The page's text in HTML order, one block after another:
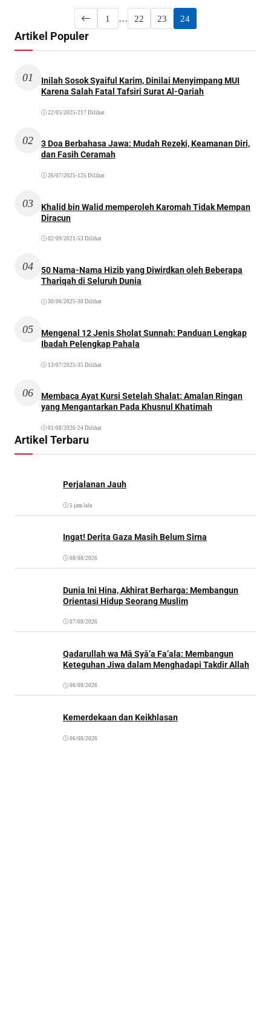
1 … 22 23 24
Artikel Populer
01
Inilah Sosok Syaiful Karim, Dinilai Menyimpang MUI
Karena Salah Fatal Tafsiri Surat Al-Qariah
22/05/2025 •217 Dilihat
02
3 Doa Berbahasa Jawa: Mudah Rezeki, Keamanan Diri,
dan Fasih Ceramah
26/07/2025 •125 Dilihat
03
Khalid bin Walid memperoleh Karomah Tidak Mempan
Diracun
02/09/2021 •53 Dilihat
04
50 Nama-Nama Hizib yang Diwirdkan oleh Beberapa
Thariqah di Seluruh Dunia
30/06/2025 •38 Dilihat
05
Mengenal 12 Jenis Sholat Sunnah: Panduan Lengkap
Ibadah Pelengkap Pahala
13/07/2025 •35 Dilihat
06
Membaca Ayat Kursi Setelah Shalat: Amalan Ringan
yang Mengantarkan Pada Khusnul Khatimah
01/08/2026•24 Dilihat
Artikel Terbaru
Perjalanan Jauh
5 jam lalu
Ingat! Derita Gaza Masih Belum Sirna
08/08/2026
Dunia Ini Hina, Akhirat Berharga: Membangun
Orientasi Hidup Seorang Muslim
07/08/2026
Qadarullah wa Mā Syā’a Fa’ala: Membangun
Keteguhan Jiwa dalam Menghadapi Takdir Allah
06/08/2026
Kemerdekaan dan Keikhlasan
06/08/2026